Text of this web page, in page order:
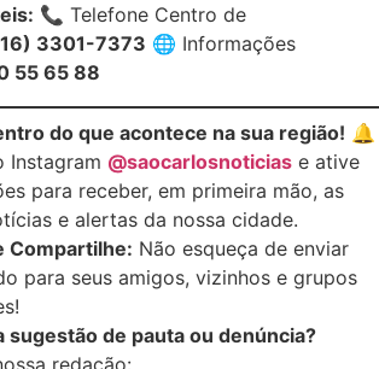
📞 Telefone Centro de
3301-7373 🌐 Informações
55 65 88
do que acontece na sua região! 🔔
Instagram @saocarlosnoticias e ative
para receber, em primeira mão, as
e alertas da nossa cidade.
Compartilhe: Não esqueça de enviar
para seus amigos, vizinhos e grupos
sugestão de pauta ou denúncia?
redação: